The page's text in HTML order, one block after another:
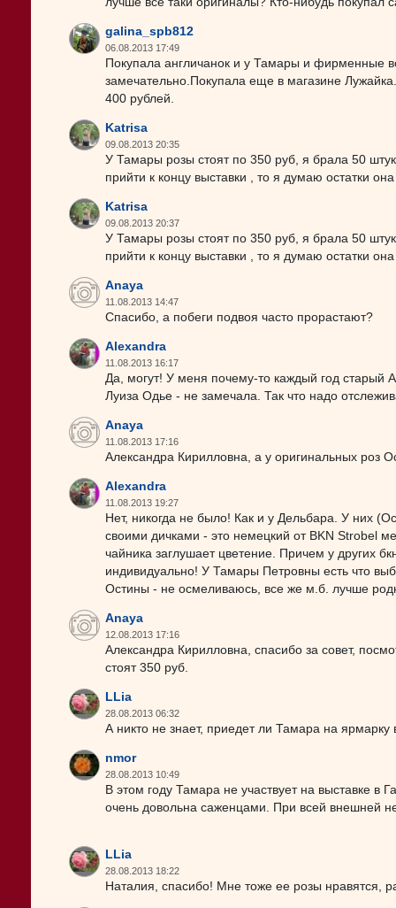
galina_spb812
06.08.2013 17:49
Покупала англичанок и у Тамары и фирменные
замечательно.Покупала еще в магазине
400 рублей.
Katrisa
09.08.2013 20:35
У Тамары розы стоят по 350 руб, я брала 50
прийти к концу выставки , то я думаю остатки
Katrisa
09.08.2013 20:37
У Тамары розы стоят по 350 руб, я брала 50
прийти к концу выставки , то я думаю остатки
Anaya
11.08.2013 14:47
Спасибо, а побеги подвоя часто прорастают?
Alexandra
11.08.2013 16:17
Да, могут! У меня почему-то каждый год старый
Луиза Одье - не замечала. Так что надо
Anaya
11.08.2013 17:16
Александра Кирилловна, а у оригинальных роз
Alexandra
11.08.2013 19:27
Нет, никогда не было! Как и у Дельбара. У них
своими дичками - это немецкий от BKN Strobel
чайника заглушает цветение. Причем у других
индивидуально! У Тамары Петровны есть что
Остины - не осмеливаюсь, все же м.б. лучше
Anaya
12.08.2013 17:16
Александра Кирилловна, спасибо за совет,
стоят 350 руб.
LLia
28.08.2013 06:32
А никто не знает, приедет ли Тамара на
nmor
28.08.2013 10:49
В этом году Тамара не участвует на выставке в
очень довольна саженцами. При всей внешней
LLia
28.08.2013 18:22
Наталия, спасибо! Мне тоже ее розы нравятся,